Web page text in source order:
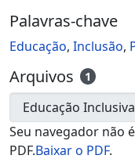
Palavras-chave
Educação, Inclusão,
Arquivos 1
Seu navegador não
PDF.Baixar o PDF.